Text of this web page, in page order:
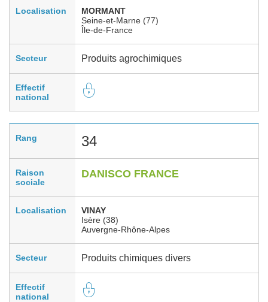
Localisation
MORMANT
Seine-et-Marne (77)
Île-de-France
Secteur Produits agrochimiques
Effectif
national
Rang 34
Raison
sociale
DANISCO FRANCE
Localisation
VINAY
Isère (38)
Auvergne-Rhône-Alpes
Secteur Produits chimiques divers
Effectif
national